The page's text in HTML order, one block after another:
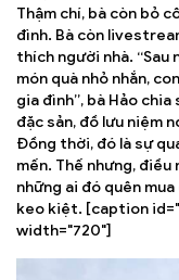
Thậm chí, bà còn bỏ
đình. Bà còn
thích người nhà. “Sau
món quà nhỏ nhắn,
gia đình”, bà Hảo
đặc sản, đồ lưu niệm
Đồng thời, đó là sự
mến. Thế nhưng,
những ai đó quên
keo kiệt. [caption
width="720"]